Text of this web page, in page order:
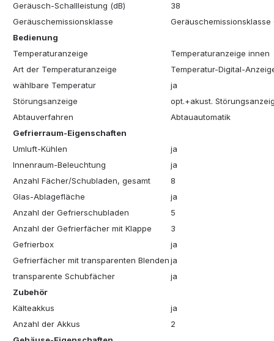
Geräusch-Schallleistung (dB)
38
Geräuschemissionsklasse
Geräuschemissionsklasse
Bedienung
Temperaturanzeige
Temperaturanzeige innen
Art der Temperaturanzeige
Temperatur-Digital-
wählbare Temperatur
ja
Störungsanzeige
opt.+akust.
Abtauverfahren
Abtauautomatik
Gefrierraum-Eigenschaften
Umluft-Kühlen
ja
Innenraum-Beleuchtung
ja
Anzahl Fächer/Schubladen, gesamt
8
Glas-Ablagefläche
ja
Anzahl der Gefrierschubladen
5
Anzahl der Gefrierfächer mit Klappe
3
Gefrierbox
ja
Gefrierfächer mit transparenten Blendenja
transparente Schubfächer
ja
Zubehör
Kälteakkus
ja
Anzahl der Akkus
2